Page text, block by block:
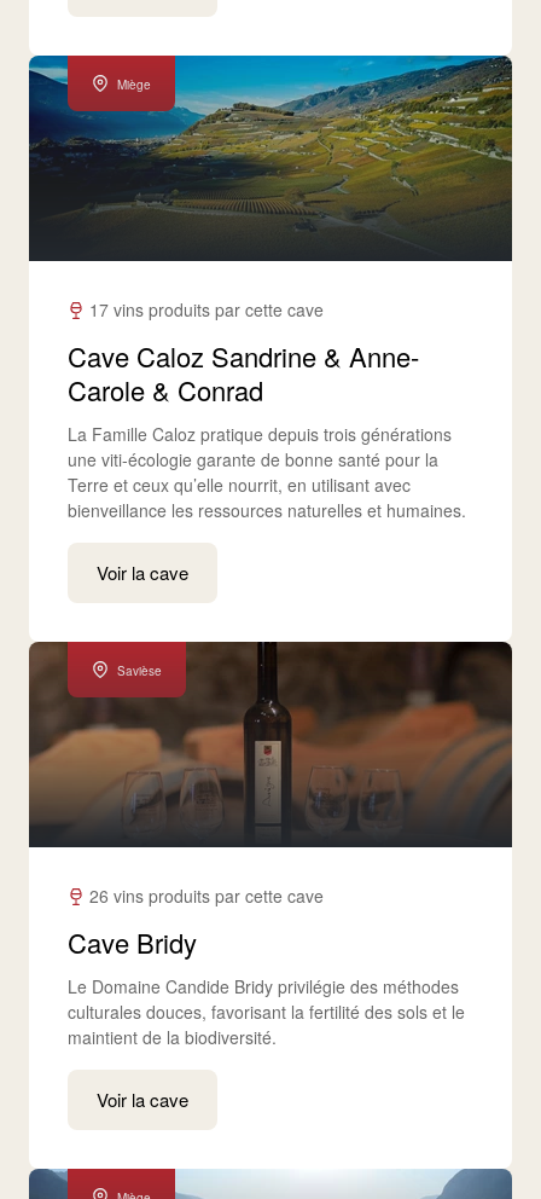
Miège
17 vins produits par cette cave
Cave Caloz Sandrine & Anne-
Carole & Conrad
La Famille Caloz pratique depuis trois générations
une viti-écologie garante de bonne santé pour la
Terre et ceux qu’elle nourrit, en utilisant avec
bienveillance les ressources naturelles et humaines.
Voir la cave
Savièse
26 vins produits par cette cave
Cave Bridy
Le Domaine Candide Bridy privilégie des méthodes
culturales douces, favorisant la fertilité des sols et le
maintient de la biodiversité.​
Voir la cave